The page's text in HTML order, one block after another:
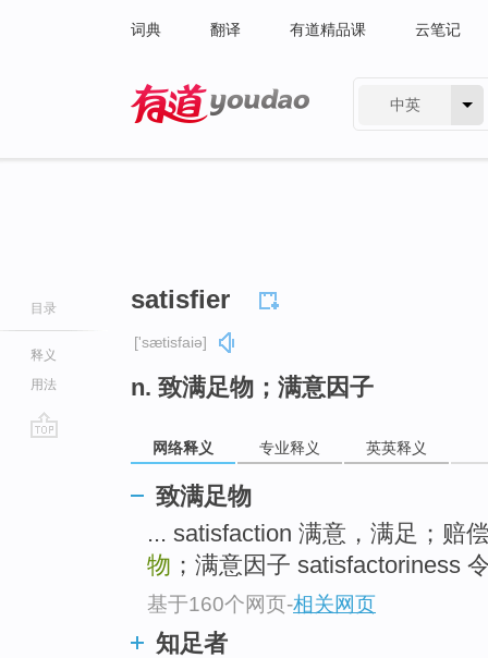
词典 翻译 有道精品课 云笔记
中英
目录
释义
用法
satisfier
['sætisfaiə]
n. 致满足物；满意因子
网络释义 专业释义 英英释义
致满足物
... satisfaction 满意，满足；赔
物 ；满意因子 satisfactoriness
基于160个网页-相关网页
知足者